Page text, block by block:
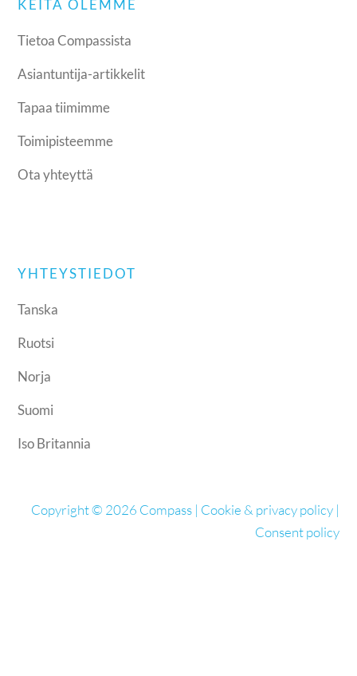
KEITÄ OLEMME
Tietoa Compassista
Asiantuntija-artikkelit
Tapaa tiimimme
Toimipisteemme
Ota yhteyttä
YHTEYSTIEDOT
Tanska
Ruotsi
Norja
Suomi
Iso Britannia
Copyright © 2026 Compass | Cookie & privacy policy|
Consent policy